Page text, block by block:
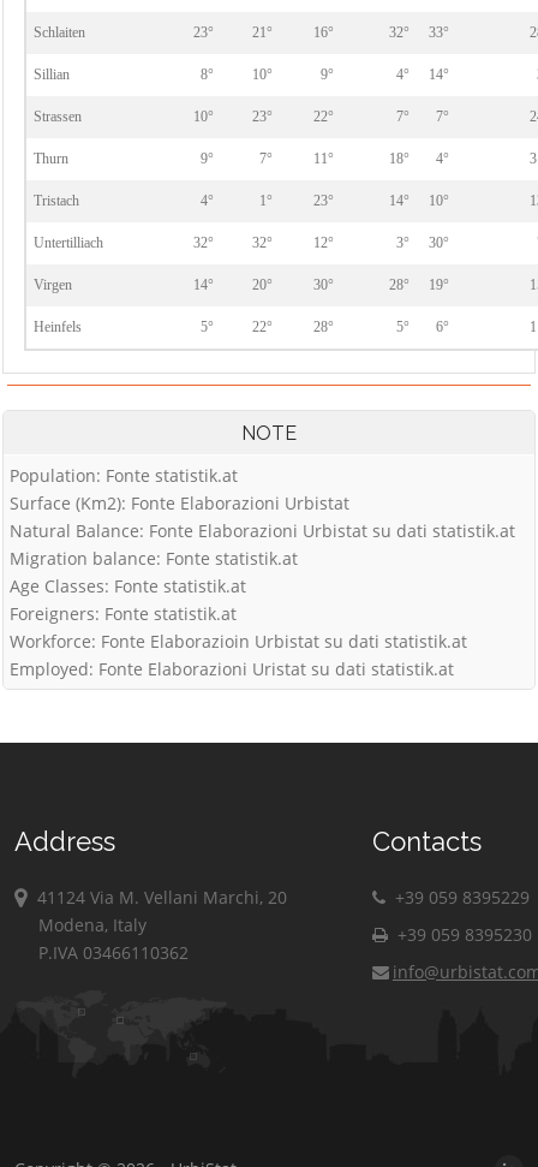
Schlaiten 23° 21° 16° 32° 33°
Sillian 8° 10° 9° 4° 14°
Strassen 10° 23° 22° 7° 7°
Thurn 9° 7° 11° 18° 4°
Tristach 4° 1° 23° 14° 10°
Untertilliach 32° 32° 12° 3° 30°
Virgen 14° 20° 30° 28° 19°
Heinfels 5° 22° 28° 5° 6°
NOTE
Population: Fonte statistik.at
Surface (Km2): Fonte Elaborazioni Urbistat
Natural Balance: Fonte Elaborazioni Urbistat su dati statistik.at
Migration balance: Fonte statistik.at
Age Classes: Fonte statistik.at
Foreigners: Fonte statistik.at
Workforce: Fonte Elaborazioin Urbistat su dati statistik.at
Employed: Fonte Elaborazioni Uristat su dati statistik.at
Address
41124 Via M. Vellani Marchi, 20
Modena, Italy
P.IVA 03466110362
Contacts
+39 059 8395229
+39 059 8395230